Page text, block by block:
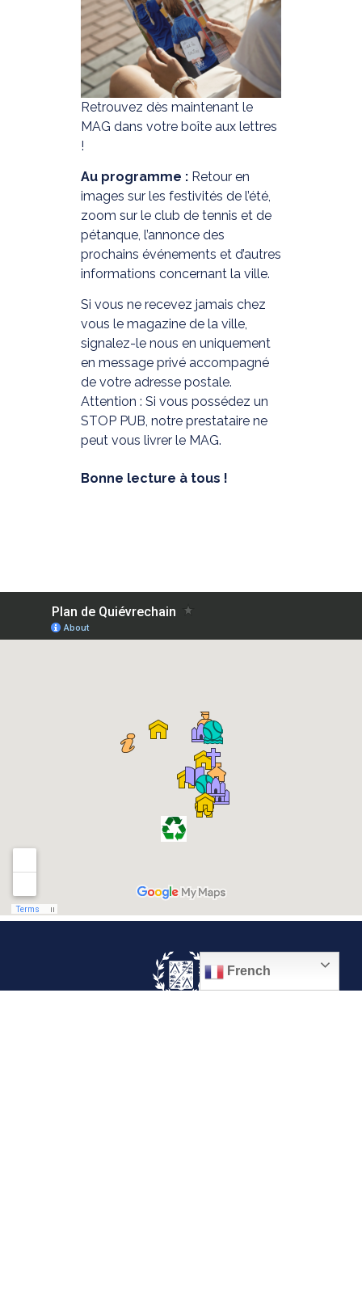
Retrouvez dès maintenant le
MAG dans votre boîte aux lettres
!
Au programme :Retour en
images sur les festivités de l’été,
zoom sur le club de tennis et de
pétanque, l’annonce des
prochains événements et d’autres
informations concernant la ville.
Si vous ne recevez jamais chez
vous le magazine de la ville,
signalez-le nous en uniquement
en message privé accompagné
de votre adresse postale.
Attention : Si vous possédez un
STOP PUB, notre prestataire ne
peut vous livrer le MAG.
Bonne lecture à tous !
French